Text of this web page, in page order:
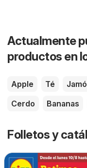
Actualmente
productos en
Apple Té
Cerdo
Bananas
Folletos y